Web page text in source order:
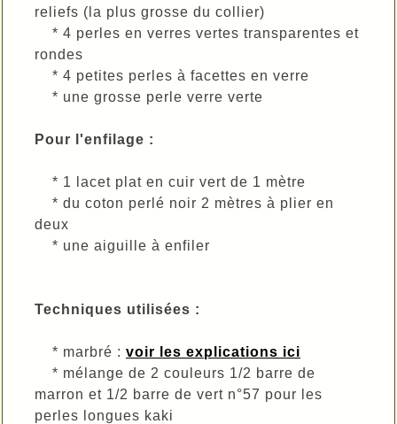
reliefs (la plus grosse du collier)
* 4 perles en verres vertes transparentes et
rondes
* 4 petites perles à facettes en verre
* une grosse perle verre verte
Pour l'enfilage :
* 1 lacet plat en cuir vert de 1 mètre
* du coton perlé noir 2 mètres à plier en
deux
* une aiguille à enfiler
Techniques utilisées :
* marbré : voir les explications ici
* mélange de 2 couleurs 1/2 barre de
marron et 1/2 barre de vert n°57 pour les
perles longues kaki